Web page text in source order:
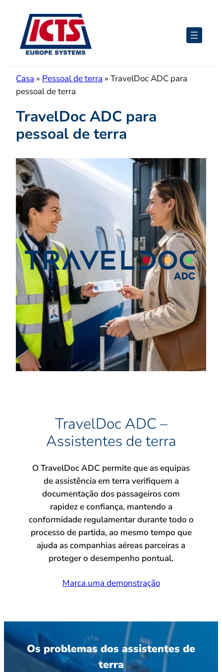
conteúdo
Casa » Pessoal de terra » TravelDoc ADC para
pessoal de terra
TravelDoc ADC para
pessoal de terra
TravelDoc ADC –
Assistentes de terra
O TravelDoc ADC permite que as equipas
de assistência em terra verifiquem a
documentação dos passageiros com
rapidez e confiança, mantendo a
conformidade regulamentar durante todo o
processo de partida, ao mesmo tempo que
ajuda as companhias aéreas parceiras a
proteger o desempenho pontual.
Marca uma demonstração
Os problemas dos assistentes de
terra